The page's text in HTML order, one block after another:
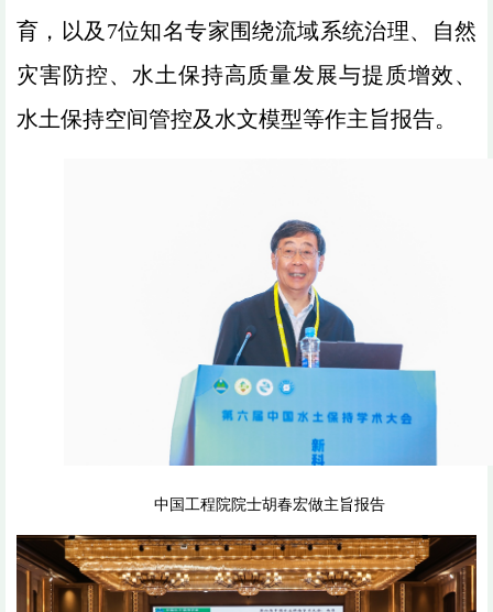
育，以及7位知名专家围绕流域系统治理、自然
灾害防控、水土保持高质量发展与提质增效、
水土保持空间管控及水文模型等作主旨报告。
中国工程院院士胡春宏做主旨报告